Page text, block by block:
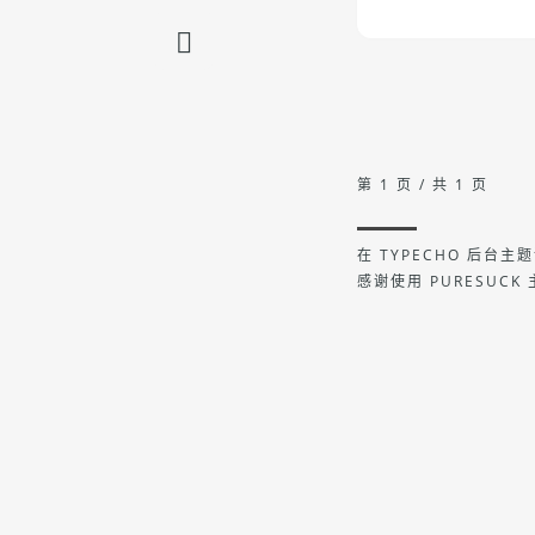
第 1 页 / 共 1 页
在 TYPECHO 后台主
感谢使用 PURESUCK